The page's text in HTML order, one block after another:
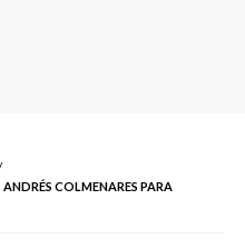
ANDRÉS COLMENARES PARA